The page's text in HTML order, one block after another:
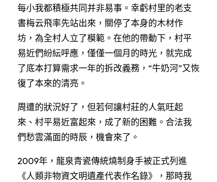
每小我都積極共同并非易事。幸虧村里的老支
書梅云飛率先站出來，關停了本身的木材作
坊，為全村人立了模範。在他的帶動下，村平
易近們紛紜呼應，僅僅一個月的時光，就完成
了底本打算需求一年的拆改義務，“牛奶河”又恢
復了本來的清亮。
周遭的狀況好了，但若何讓村莊的人氣旺起
來、村平易近富起來，成了新的困難。合法我
們愁雲滿面的時辰，機會來了。
2009年，龍泉青瓷傳統燒制身手被正式列進
《人類非物資文明遺產代表作名錄》，那時我